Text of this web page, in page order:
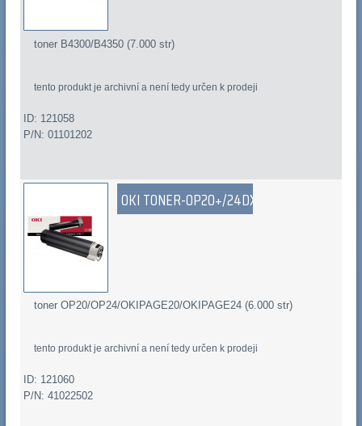
toner B4300/B4350 (7.000 str)
tento produkt je archivní a není tedy určen k prodeji
ID: 121058
P/N: 01101202
OKI TONER-OP20+/24DX
toner OP20/OP24/OKIPAGE20/OKIPAGE24 (6.000 str)
tento produkt je archivní a není tedy určen k prodeji
ID: 121060
P/N: 41022502